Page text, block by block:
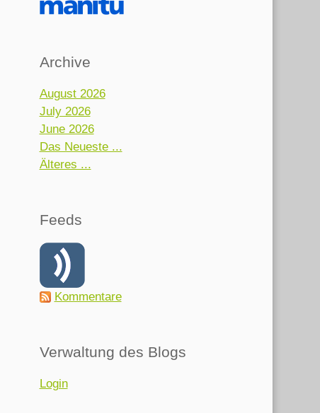
Archive
August 2026
July 2026
June 2026
Das Neueste ...
Älteres ...
Feeds
Kommentare
Verwaltung des Blogs
Login